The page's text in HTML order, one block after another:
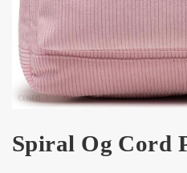
Spiral Og Cord